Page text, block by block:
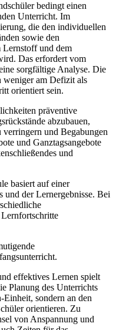
bedingt einen
Unterricht. Im
die den individuellen
sowie den
Lernstoff und dem
Das erfordert vom
sorgfältige Analyse. Die
weniger am Defizit als
orientiert sein.
präventive
abzubauen,
verringern und Begabungen
und Ganztagsangebote
und
basiert auf einer
und der Lernergebnisse. Bei
effektives Lernen spielt
Planung des Unterrichts
sondern an den
orientieren. Zu
von Anspannung und